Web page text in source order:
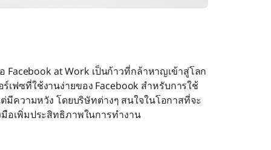
Facebook at Work เป็นก้าวที่กล้าหาญเข้าสู่โลก
ฟซที่ใช้งานง่ายของ Facebook สำหรับการใช้
มีความหวัง โดยบริษัทต่างๆ สนใจในโอกาสที่จะ
อเพิ่มประสิทธิภาพในการทำงาน